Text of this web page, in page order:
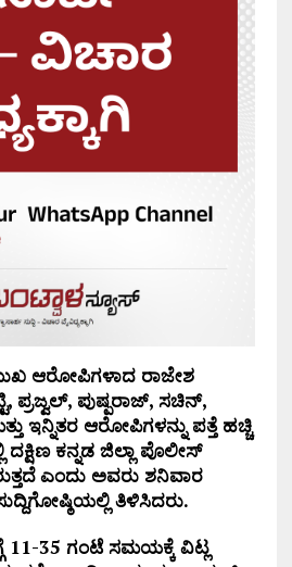
ಆರೋಪಿಗಳಾದ ರಾಜೇಶ
, ಪ್ರಜ್ವಲ್, ಪುಷ್ಪರಾಜ್, ಸಚಿನ್,
ಇನ್ನಿತರ ಆರೋಪಿಗಳನ್ನು ಪತ್ತೆ ಹಚ್ಚಿ
ದಕ್ಷಿಣ ಕನ್ನಡ ಜಿಲ್ಲಾ ಪೊಲೀಸ್
ಎಂದು ಅವರು ಶನಿವಾರ
ತಿಳಿಸಿದರು.
11-35 ಗಂಟೆ ಸಮಯಕ್ಕೆ ವಿಟ್ಲ